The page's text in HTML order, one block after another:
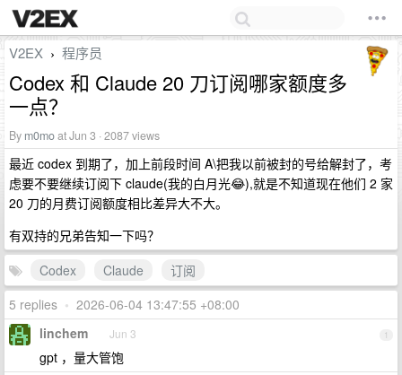
V2EX › 程序员
Codex 和 Claude 20 刀订阅哪家额度多
一点？
By m0moat Jun 3 · 2087 views
最近 codex 到期了，加上前段时间 A\把我以前被封的号给解封了，考
虑要不要继续订阅下 claude(我的白月光😂),就是不知道现在他们 2 家
20 刀的月费订阅额度相比差异大不大。
有双持的兄弟告知一下吗？
Codex
Claude
订阅
5 replies • 2026-06-04 13:47:55 +08:00
1
linchem Jun 3
gpt ，量大管饱